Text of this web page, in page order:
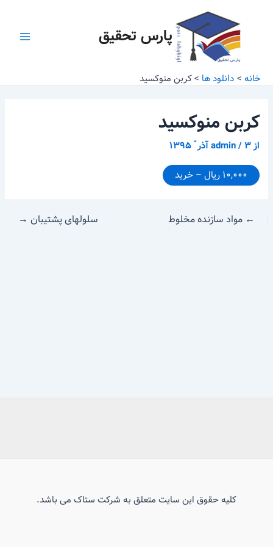
پارس تحقیق
خانه دانلود ها کربن منوکسید
کربن منوکسید
از admin/۳ آذر ّ ۱۳۹۵
۱۰,۰۰۰ ریال – خرید
← مواد سازنده مخلوط سلولهای پشتیبان →
کلیه حقوق این سایت متعلق به شرکت ستاک می باشد.